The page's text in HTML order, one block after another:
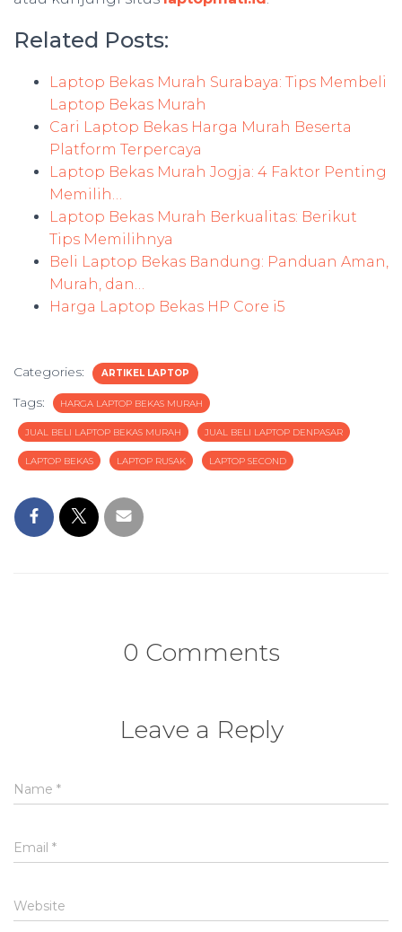
Related Posts:
Laptop Bekas Murah Surabaya: Tips Membeli
Laptop Bekas Murah
Cari Laptop Bekas Harga Murah Beserta
Platform Terpercaya
Laptop Bekas Murah Jogja: 4 Faktor Penting
Memilih…
Laptop Bekas Murah Berkualitas: Berikut
Tips Memilihnya
Beli Laptop Bekas Bandung: Panduan Aman,
Murah, dan…
Harga Laptop Bekas HP Core i5
Categories: ARTIKEL LAPTOP
Tags: HARGA LAPTOP BEKAS MURAH
JUAL BELI LAPTOP BEKAS MURAH JUAL BELI LAPTOP DENPASAR
LAPTOP BEKAS LAPTOP RUSAK LAPTOP SECOND
0 Comments
Leave a Reply
Name *
Email *
Website